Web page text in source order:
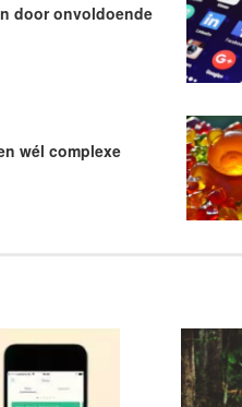
door onvoldoende
wél complexe